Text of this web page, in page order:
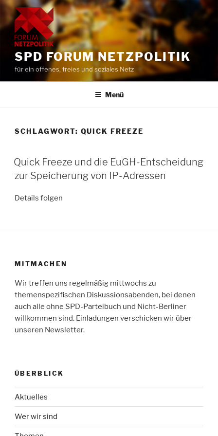
Zum
Inhalt
springen
SPD FORUM NETZPOLITIK
für ein offenes, freies und soziales Netz
Menü
SCHLAGWORT: QUICK FREEZE
Quick Freeze und die EuGH-Entscheidung
zur Speicherung von IP-Adressen
Details folgen
MITMACHEN
Wir treffen uns regelmäßig mittwochs zu
themenspezifischen Diskussionsabenden, bei denen
auch alle ohne SPD-Parteibuch und Nicht-Berliner
willkommen sind. Einladungen verschicken wir über
unseren Newsletter.
ÜBERBLICK
Aktuelles
Wer wir sind